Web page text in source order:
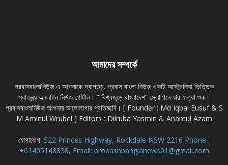
আমাদের সম্পর্কে
প্রবাসবাংলানিউজ এ আপনাকে স্বাগতম, প্রবাস বাংলা নিউজ একটি অস্ট্রেলিয়া ভিত্তিক
স্বাতন্ত্র্য অনলাইন নিউজ পোর্টাল। ” বিশ্বজুড়ে বাংলাদেশ” স্লোগানে যার যাত্রা শুরু।
প্রবাসবাংলানিউজ আপনার ভালোলাগার প্রতিচ্ছবি। [ Founder : Md Iqbal Eusuf & S
M Aminul Wrubel ] Editors : Dilruba Yasmin & Anamul Azam
যোগাযোগ: 522 Princes Highway, Rockdale NSW 2216 Phone :
+61405148838, Email: probashbanglanews01@gmail.com